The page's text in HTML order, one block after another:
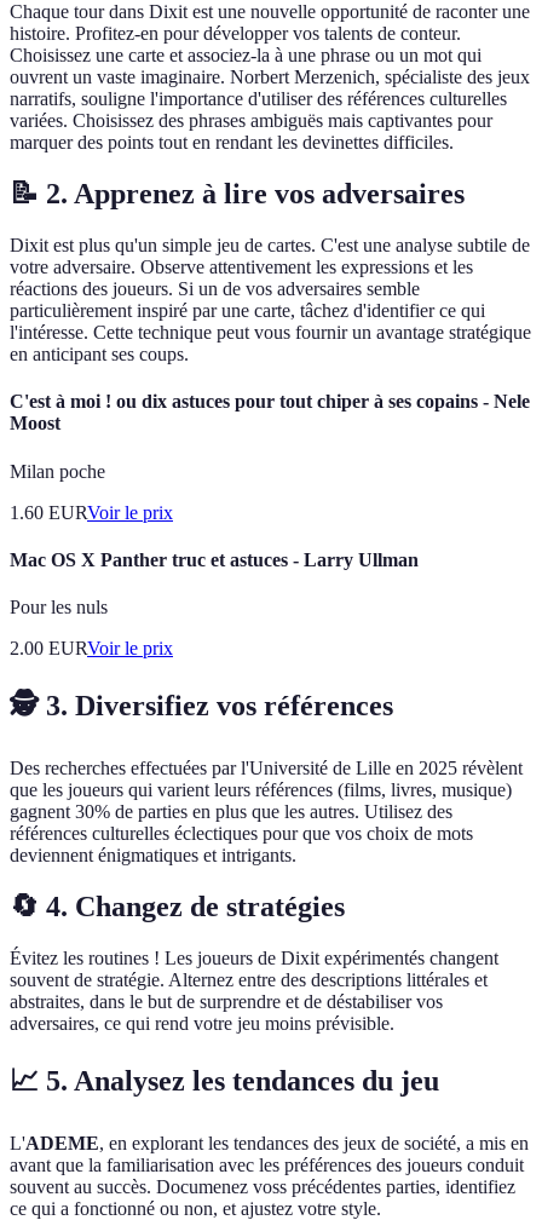
Chaque tour dans Dixit est une nouvelle opportunité de raconter une
histoire. Profitez-en pour développer vos talents de conteur.
Choisissez une carte et associez-la à une phrase ou un mot qui
ouvrent un vaste imaginaire. Norbert Merzenich, spécialiste des jeux
narratifs, souligne l'importance d'utiliser des références culturelles
variées. Choisissez des phrases ambiguës mais captivantes pour
marquer des points tout en rendant les devinettes difficiles.
📝 2. Apprenez à lire vos adversaires
Dixit est plus qu'un simple jeu de cartes. C'est une analyse subtile de
votre adversaire. Observe attentivement les expressions et les
réactions des joueurs. Si un de vos adversaires semble
particulièrement inspiré par une carte, tâchez d'identifier ce qui
l'intéresse. Cette technique peut vous fournir un avantage stratégique
en anticipant ses coups.
C'est à moi ! ou dix astuces pour tout chiper à ses copains - Nele
Moost
Milan poche
1.60 EURVoir le prix
Mac OS X Panther truc et astuces - Larry Ullman
Pour les nuls
2.00 EURVoir le prix
🕵️ 3. Diversifiez vos références
Des recherches effectuées par l'Université de Lille en 2025 révèlent
que les joueurs qui varient leurs références (films, livres, musique)
gagnent 30% de parties en plus que les autres. Utilisez des
références culturelles éclectiques pour que vos choix de mots
deviennent énigmatiques et intrigants.
🔄 4. Changez de stratégies
Évitez les routines ! Les joueurs de Dixit expérimentés changent
souvent de stratégie. Alternez entre des descriptions littérales et
abstraites, dans le but de surprendre et de déstabiliser vos
adversaires, ce qui rend votre jeu moins prévisible.
📈 5. Analysez les tendances du jeu
L'ADEME, en explorant les tendances des jeux de société, a mis en
avant que la familiarisation avec les préférences des joueurs conduit
souvent au succès. Documenez voss précédentes parties, identifiez
ce qui a fonctionné ou non, et ajustez votre style.